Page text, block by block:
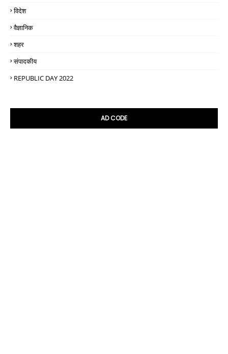
विदेश
वैज्ञानिक
शहर
संपादकीय
REPUBLIC DAY 2022
AD CODE